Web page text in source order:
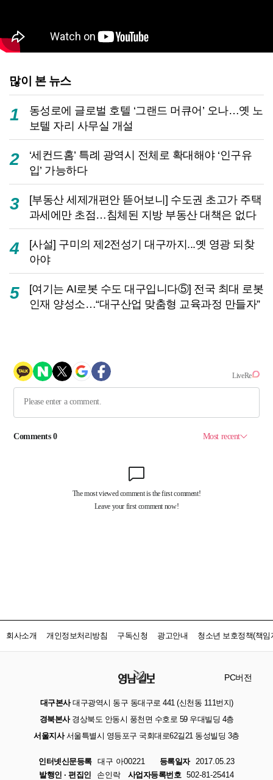
많이 본 뉴스
1
동성로에 글로벌 호텔 ‘그랜드 머큐어’ 오나…옛 노
보텔 자리 사무실 개설
2
‘세컨드홈’ 특례 광역시 전체로 확대해야 ‘인구유
입’ 가능하다
3
[부동산 세제개편안 뜯어보니] 수도권 초고가 주택
과세에만 초점…침체된 지방 부동산 대책은 없다
4
[사설] 구미의 제2전성기 대구까지...옛 영광 되찾
아야
5
[여기는 AI로봇 수도 대구입니다⑤] 전국 최대 로봇
인재 양성소…“대구산업 맞춤형 교육과정 만들자”
회사소개 개인정보처리방침 구독신청 광고안내 청소년 보호정책(책임
PC버전
대구본사대구광역시 동구 동대구로 441 (신천동 111번지)
경북본사경상북도 안동시 풍천면 수호로 59 우대빌딩 4층
서울지사서울특별시 영등포구 국회대로62길21 동성빌딩 3층
인터넷신문등록 대구 아00221 등록일자
2017.05.23
발행인 · 편집인
손인락 사업자등록번호 502-81-25414